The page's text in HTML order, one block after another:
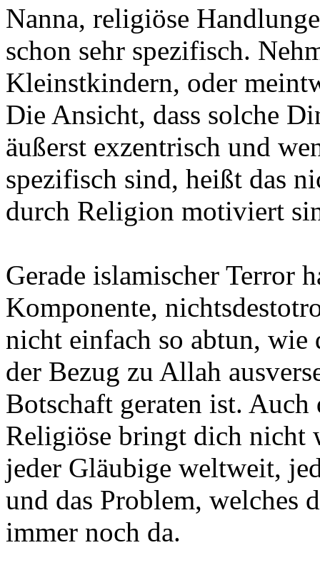
Nanna, religiöse
schon sehr spezifisch.
Kleinstkindern, oder
Die Ansicht, dass solche
äußerst exzentrisch und
spezifisch sind, heißt das
durch Religion motiviert
Gerade islamischer Terror
Komponente,
nicht einfach so abtun, wie
der Bezug zu Allah
Botschaft geraten ist.
Religiöse bringt dich nicht
jeder Gläubige weltweit,
und das Problem, welches
immer noch da.